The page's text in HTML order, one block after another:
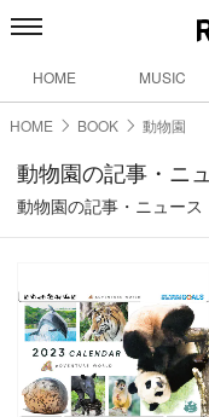
HOME MUSIC
HOME BOOK 動物園
動物園の記事・ニ
動物園の記事・ニュース